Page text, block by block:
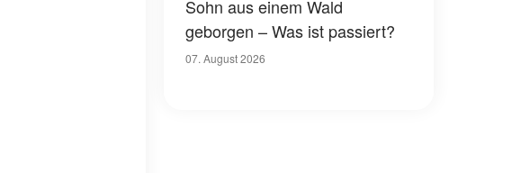
Sohn aus einem Wald
geborgen – Was ist passiert?
07. August 2026